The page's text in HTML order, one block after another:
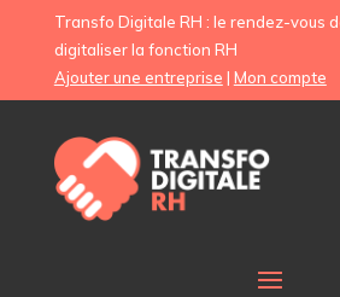
Transfo Digitale RH : le rendez-vous
digitaliser la fonction RH
Ajouter une entreprise | Mon compte